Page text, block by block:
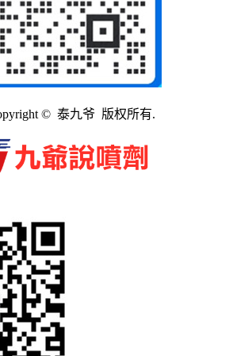
© 泰九爷 版权所有.